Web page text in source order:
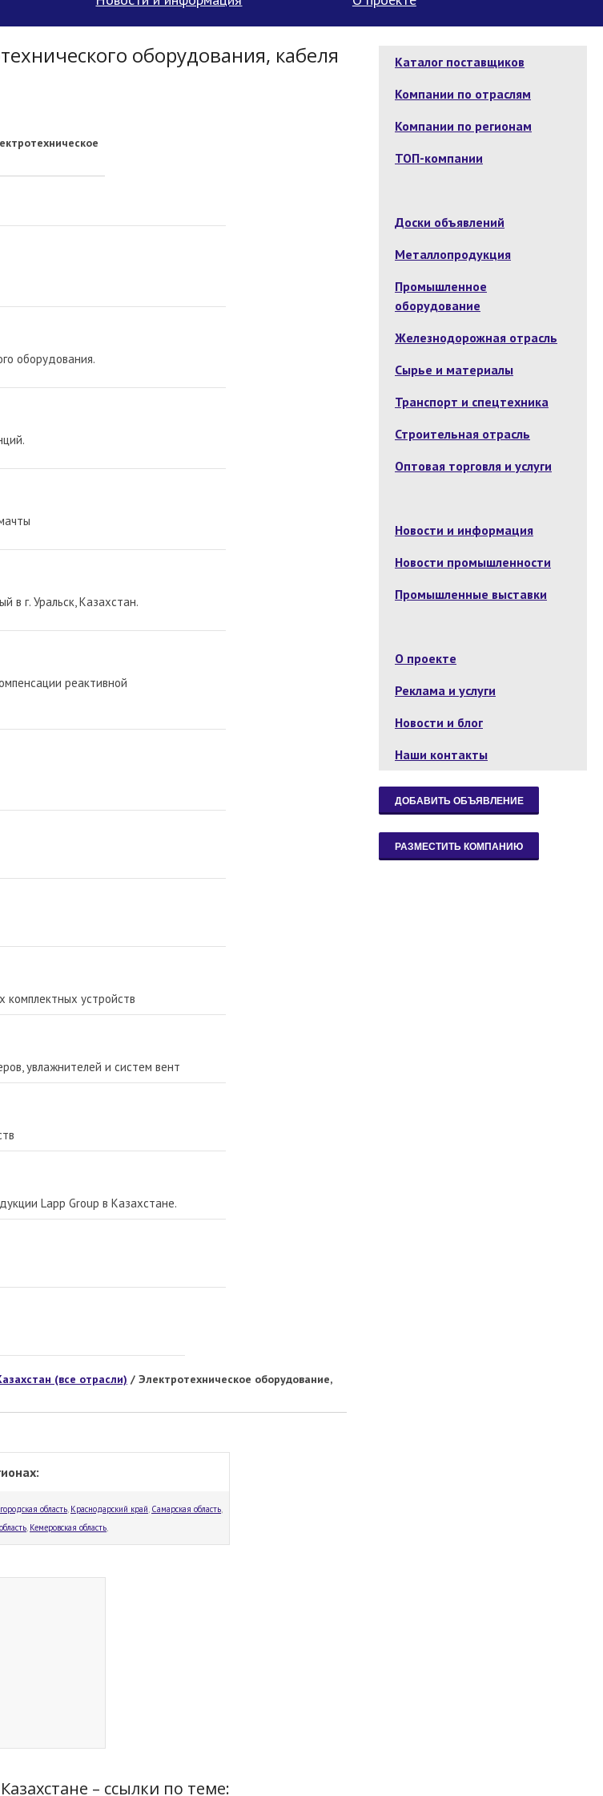
оборудования, кабеля
оборудования.
в г. Уральск, Казахстан.
реактивной
устройств
увлажнителей и систем вент
Lapp Group в Казахстане.
(все отрасли) / Электротехническое оборудование,
область, Краснодарский край, Самарская область
, Кемеровская область,
– ссылки по теме:
Каталог поставщиков
Компании по отраслям
Компании по регионам
ТОП-компании
Доски объявлений
Металлопродукция
Промышленное
оборудование
Железнодорожная отрасль
Сырье и материалы
Транспорт и спецтехника
Строительная отрасль
Оптовая торговля и услуги
Новости и информация
Новости промышленности
Промышленные выставки
О проекте
Реклама и услуги
Новости и блог
Наши контакты